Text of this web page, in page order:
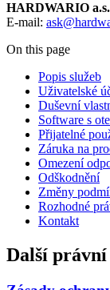
HARDWARIO a.s.
E-mail:
On this page
Popis služeb
Uživatelské
Duševní
Software s
Přijatelné
Záruka na
Omezení
Odškodnění
Změny
Rozhodné
Kontakt
Další